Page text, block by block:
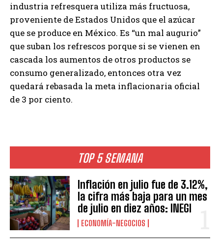
TOP 5 SEMANA
Inflación en julio fue de 3.12%,
la cifra más baja para un mes
de julio en diez años: INEGI
ECONOMÍA-NEGOCIOS
industria refresquera utiliza más fructuosa,
proveniente de Estados Unidos que el azúcar
que se produce en México. Es “un mal augurio”
que suban los refrescos porque si se vienen en
cascada los aumentos de otros productos se
consumo generalizado, entonces otra vez
quedará rebasada la meta inflacionaria oficial
de 3 por ciento.